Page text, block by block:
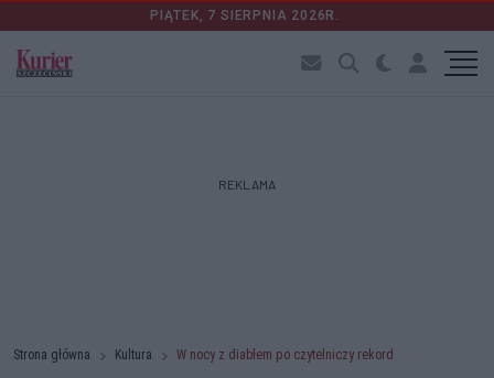
PIĄTEK, 7 SIERPNIA 2026R.
REKLAMA
Strona główna Kultura W nocy z diabłem po czytelniczy rekord